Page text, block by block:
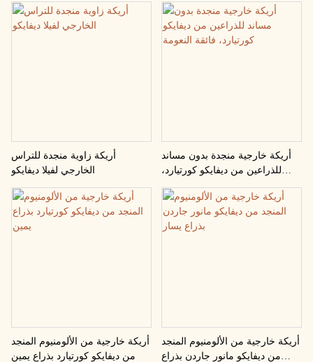
أريكة زاوية منجدة للتراس
الخارجي لفيلا ديفايكو
أريكة خارجية منجدة بدون مساند
للذراعين من ديفايكو كورتيارد،
فائقة النعومة
أريكة خارجية من الألومنيوم المنجد
من ديفايكو كورتيارد بذراع يمين
أريكة خارجية من الألومنيوم المنجد
من ديفايكو مانور جاردن بذراع